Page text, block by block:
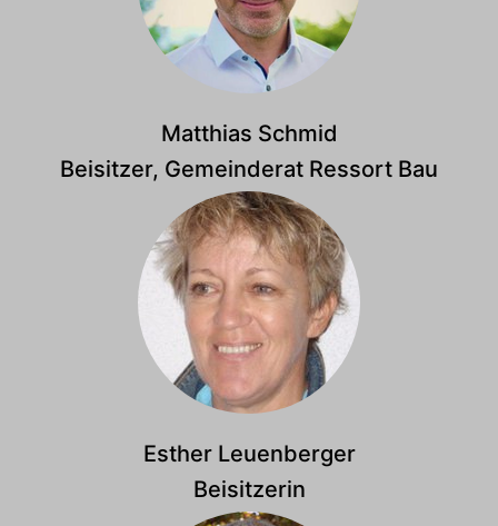
Matthias Schmid
Beisitzer, Gemeinderat Ressort Bau
Esther Leuenberger
Beisitzerin